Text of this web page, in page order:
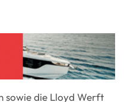
sowie die Lloyd Werft